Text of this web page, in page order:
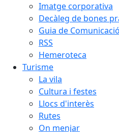
Imatge corporativa
Decàleg de bones
Guia de
RSS
Hemeroteca
Turisme
La vila
Cultura i festes
Llocs d'interès
Rutes
On menjar